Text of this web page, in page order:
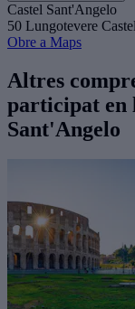
Castel Sant'Angelo
50 Lungotevere
Obre a Maps
Altres
participat en
Sant'Angelo